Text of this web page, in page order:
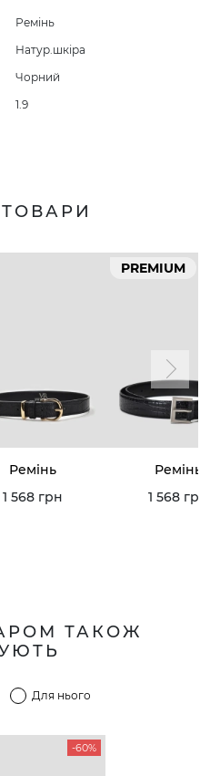
Ремінь
Натур.шкіра
Чорний
1.9
Ремінь
1 568 грн
PREMIUM
Ремінь
1 568 грн
ТАКОЖ
Для нього
-60%